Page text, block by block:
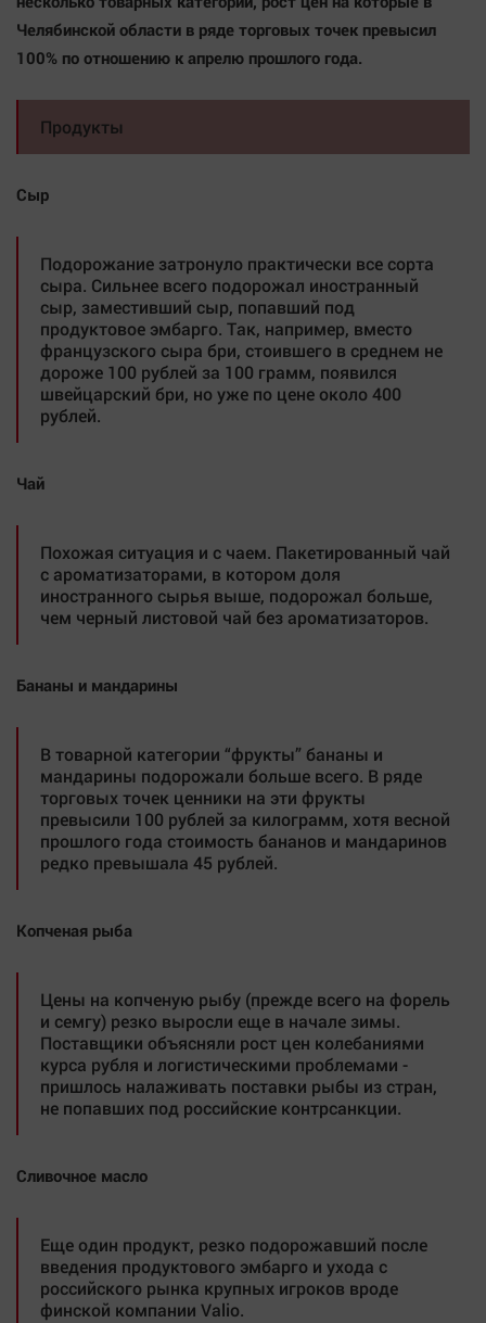
Челябинской области в ряде торговых точек превысил
100% по отношению к апрелю прошлого года.
Продукты
Сыр
Подорожание затронуло практически все сорта
сыра. Сильнее всего подорожал иностранный
сыр, заместивший сыр, попавший под
продуктовое эмбарго. Так, например, вместо
французского сыра бри, стоившего в среднем не
дороже 100 рублей за 100 грамм, появился
швейцарский бри, но уже по цене около 400
рублей.
Чай
Похожая ситуация и с чаем. Пакетированный чай
с ароматизаторами, в котором доля
иностранного сырья выше, подорожал больше,
чем черный листовой чай без ароматизаторов.
Бананы и мандарины
В товарной категории “фрукты” бананы и
мандарины подорожали больше всего. В ряде
торговых точек ценники на эти фрукты
превысили 100 рублей за килограмм, хотя весной
прошлого года стоимость бананов и мандаринов
редко превышала 45 рублей.
Копченая рыба
Цены на копченую рыбу (прежде всего на форель
и семгу) резко выросли еще в начале зимы.
Поставщики объясняли рост цен колебаниями
курса рубля и логистическими проблемами -
пришлось налаживать поставки рыбы из стран,
не попавших под российские контрсанкции.
Сливочное масло
Еще один продукт, резко подорожавший после
введения продуктового эмбарго и ухода с
российского рынка крупных игроков вроде
финской компании Valio.